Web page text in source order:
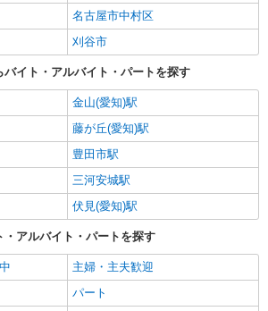
名古屋市中村区
刈谷市
イト・アルバイト・パートを探す
金山(愛知)駅
藤が丘(愛知)駅
豊田市駅
三河安城駅
伏見(愛知)駅
・アルバイト・パートを探す
主婦・主夫歓迎
パート